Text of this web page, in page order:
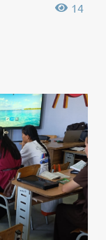
14